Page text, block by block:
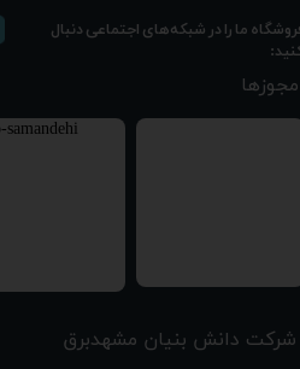
شرکت دانش بنیان مشهدبرق
مجوزها
ما را در شبکه‌های اجتماعی دنبال